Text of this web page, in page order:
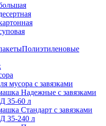
Полиэтиленовые
мусора с завязками
Надежные с завязками
35-60 л
Стандарт с завязками
35-240 л